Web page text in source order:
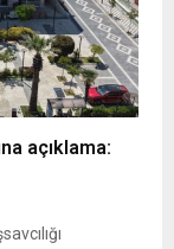
açıklama: